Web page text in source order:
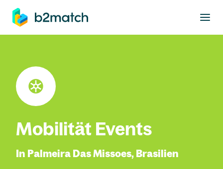
springen
Mobilität Events
In Palmeira Das Missoes, Brasilien